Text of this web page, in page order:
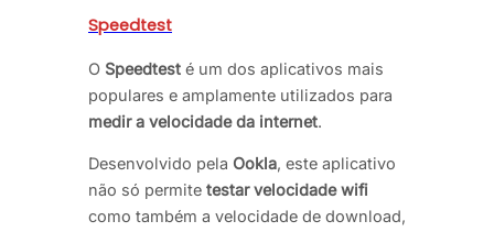
Speedtest
O Speedtest é um dos aplicativos mais
populares e amplamente utilizados para
medir a velocidade da internet.
Desenvolvido pela Ookla, este aplicativo
não só permite testar velocidade wifi
como também a velocidade de download,